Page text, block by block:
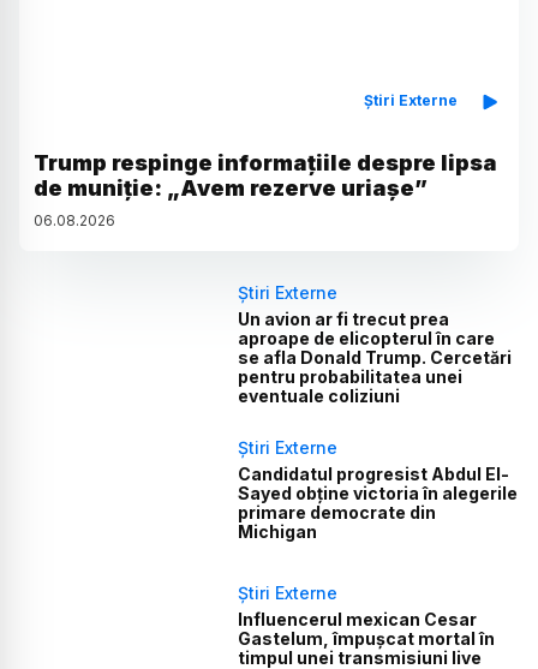
Știri Externe
Trump respinge informațiile despre lipsa
de muniție: „Avem rezerve uriașe”
06.08.2026
Știri Externe
Un avion ar fi trecut prea
aproape de elicopterul în care
se afla Donald Trump. Cercetări
pentru probabilitatea unei
eventuale coliziuni
Știri Externe
Candidatul progresist Abdul El-
Sayed obține victoria în alegerile
primare democrate din
Michigan
Știri Externe
Influencerul mexican Cesar
Gastelum, împușcat mortal în
timpul unei transmisiuni live